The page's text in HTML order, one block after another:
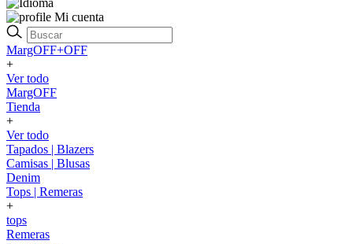
Mi cuenta
MargOFF+OFF
+
Ver todo
MargOFF
Tienda
+
Ver todo
Tapados | Blazers
Camisas | Blusas
Denim
Tops | Remeras
+
tops
Remeras